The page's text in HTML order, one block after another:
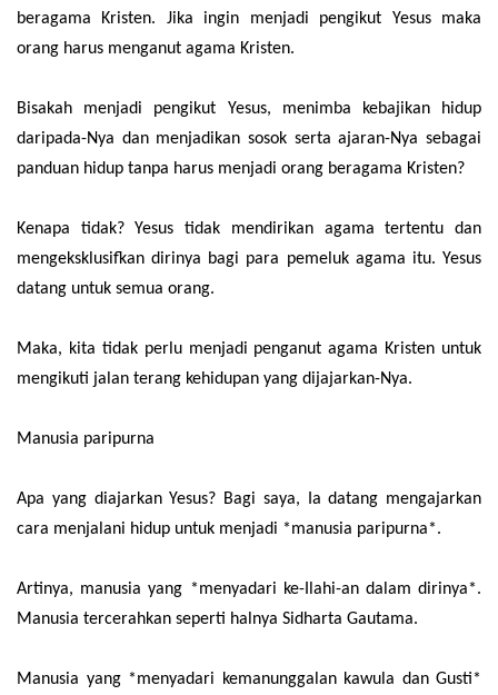
beragama Kristen. Jika ingin menjadi pengikut Yesus maka
orang harus menganut agama Kristen.
Bisakah menjadi pengikut Yesus, menimba kebajikan hidup
daripada-Nya dan menjadikan sosok serta ajaran-Nya sebagai
panduan hidup tanpa harus menjadi orang beragama Kristen?
Kenapa tidak? Yesus tidak mendirikan agama tertentu dan
mengeksklusifkan dirinya bagi para pemeluk agama itu. Yesus
datang untuk semua orang.
Maka, kita tidak perlu menjadi penganut agama Kristen untuk
mengikuti jalan terang kehidupan yang dijajarkan-Nya.
Manusia paripurna
Apa yang diajarkan Yesus? Bagi saya, Ia datang mengajarkan
cara menjalani hidup untuk menjadi *manusia paripurna*.
Artinya, manusia yang *menyadari ke-Ilahi-an dalam dirinya*.
Manusia tercerahkan seperti halnya Sidharta Gautama.
Manusia yang *menyadari kemanunggalan kawula dan Gusti*